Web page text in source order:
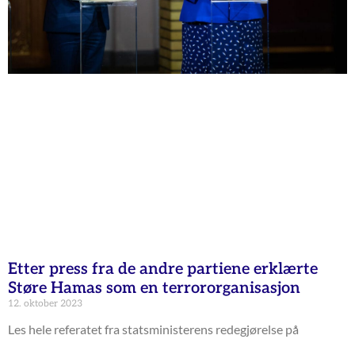
Etter press fra de andre partiene erklærte
Støre Hamas som en terrororganisasjon
12. oktober 2023
Les hele referatet fra statsministerens redegjørelse på